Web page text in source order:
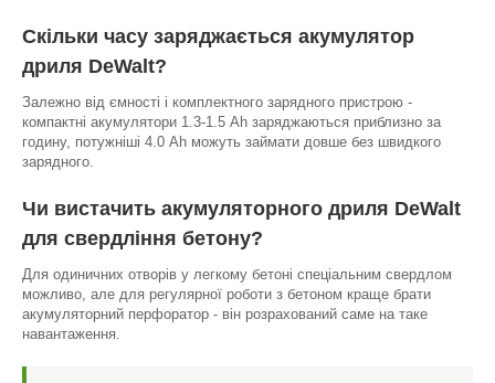
Скільки часу заряджається акумулятор
дриля DeWalt?
Залежно від ємності і комплектного зарядного пристрою -
компактні акумулятори 1.3-1.5 Ah заряджаються приблизно за
годину, потужніші 4.0 Ah можуть займати довше без швидкого
зарядного.
Чи вистачить акумуляторного дриля DeWalt
для свердління бетону?
Для одиничних отворів у легкому бетоні спеціальним свердлом
можливо, але для регулярної роботи з бетоном краще брати
акумуляторний перфоратор - він розрахований саме на таке
навантаження.